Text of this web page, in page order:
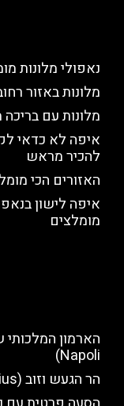
נאפולי מלונות
מלונות באזור
מלונות עם
איפה לא כדאי
להכיר מראש
האזורים הכי
איפה לישון
מומלצים
Napoli)
הר הגעש וזוב (Mount Vesuvius)